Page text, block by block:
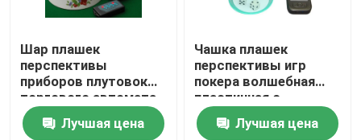
Шар плашек
перспективы
приборов плутовок
торгового автомата
для волшебной
выставкиЛучшая цена
Чашка плашек
перспективы игр
покера волшебная
пластичная с
плашками казино
волшебными
Лучшая цена